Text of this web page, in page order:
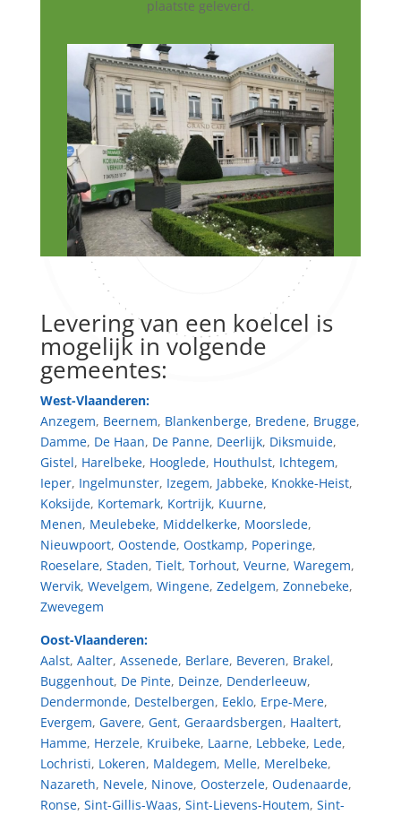
plaatste geleverd.
Levering van een koelcel is
mogelijk in volgende
gemeentes:
West-Vlaanderen:
Anzegem, Beernem, Blankenberge, Bredene, Brugge,
Damme, De Haan, De Panne, Deerlijk, Diksmuide,
Gistel, Harelbeke, Hooglede, Houthulst, Ichtegem,
Ieper, Ingelmunster, Izegem, Jabbeke, Knokke-Heist,
Koksijde, Kortemark, Kortrijk, Kuurne,
Menen, Meulebeke, Middelkerke, Moorslede,
Nieuwpoort, Oostende, Oostkamp, Poperinge,
Roeselare, Staden, Tielt, Torhout, Veurne, Waregem,
Wervik, Wevelgem, Wingene, Zedelgem, Zonnebeke,
Zwevegem
Oost-Vlaanderen:
Aalst, Aalter, Assenede, Berlare, Beveren, Brakel,
Buggenhout, De Pinte, Deinze, Denderleeuw,
Dendermonde, Destelbergen, Eeklo, Erpe-Mere,
Evergem, Gavere, Gent, Geraardsbergen, Haaltert,
Hamme, Herzele, Kruibeke, Laarne, Lebbeke, Lede,
Lochristi, Lokeren, Maldegem, Melle, Merelbeke,
Nazareth, Nevele, Ninove, Oosterzele, Oudenaarde,
Ronse, Sint-Gillis-Waas, Sint-Lievens-Houtem, Sint-